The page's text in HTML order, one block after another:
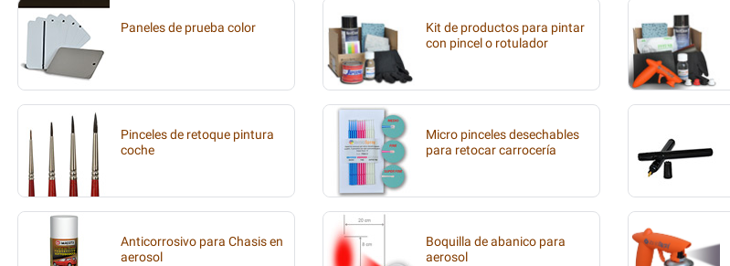
Paneles de prueba color
Kit de productos para pintar
con pincel o rotulador
Pinceles de retoque pintura
coche
Micro pinceles desechables
para retocar carrocería
Anticorrosivo para Chasis en
aerosol
Boquilla de abanico para
aerosol